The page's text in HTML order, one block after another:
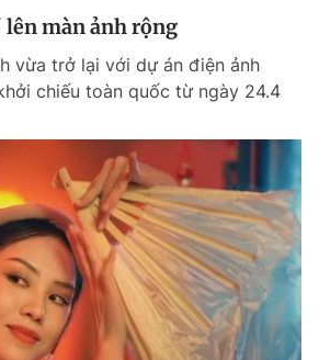
lên màn ảnh rộng
vừa trở lại với dự án điện ảnh
chiếu toàn quốc từ ngày 24.4